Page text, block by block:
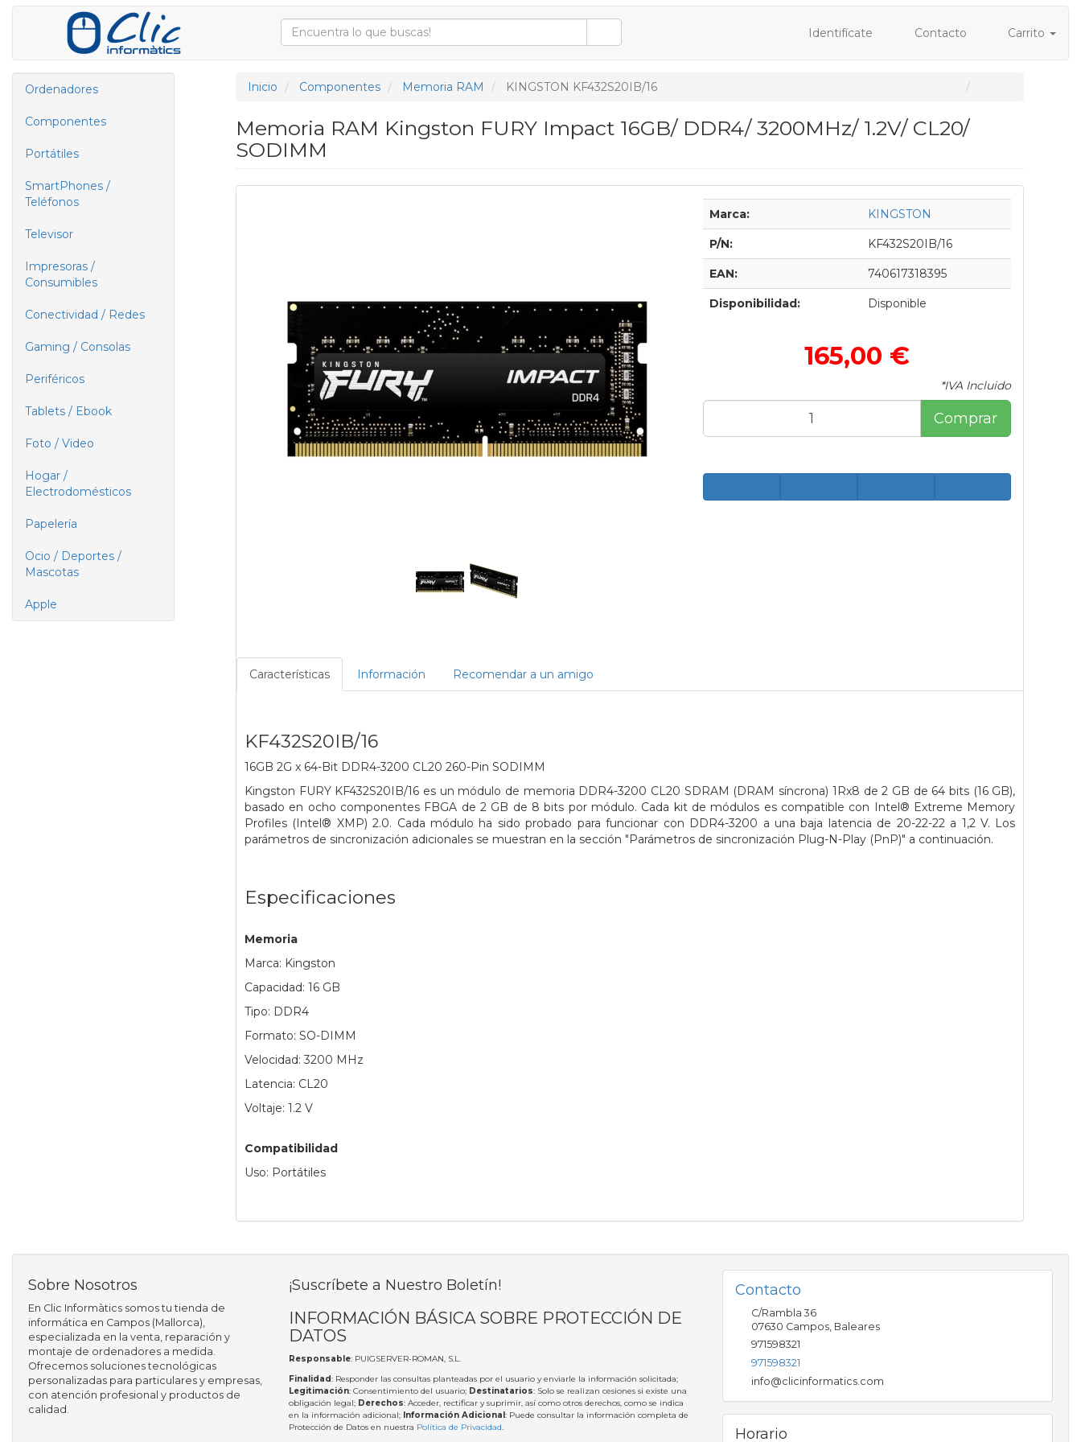
Identifícate Contacto Carrito
Ordenadores
Componentes
Portátiles
SmartPhones /
Teléfonos
Televisor
Impresoras /
Consumibles
Conectividad / Redes
Gaming / Consolas
Periféricos
Tablets / Ebook
Foto / Video
Hogar /
Electrodomésticos
Papelería
Ocio / Deportes /
Mascotas
Apple
Inicio Componentes Memoria RAM KINGSTON KF432S20IB/16
Memoria RAM Kingston FURY Impact 16GB/ DDR4/ 3200MHz/ 1.2V/ CL20/
SODIMM
Marca: KINGSTON
P/N: KF432S20IB/16
EAN: 740617318395
Disponibilidad: Disponible
165,00 €
*IVA Incluido
Comprar
Características Información Recomendar a un amigo
KF432S20IB/16
16GB 2G x 64-Bit DDR4-3200 CL20 260-Pin SODIMM
Kingston FURY KF432S20IB/16 es un módulo de memoria DDR4-3200 CL20 SDRAM (DRAM síncrona) 1Rx8 de 2 GB de 64 bits (16 GB),
basado en ocho componentes FBGA de 2 GB de 8 bits por módulo. Cada kit de módulos es compatible con Intel® Extreme Memory
Profiles (Intel® XMP) 2.0. Cada módulo ha sido probado para funcionar con DDR4-3200 a una baja latencia de 20-22-22 a 1,2 V. Los
parámetros de sincronización adicionales se muestran en la sección "Parámetros de sincronización Plug-N-Play (PnP)" a continuación.
Especificaciones
Memoria
Marca: Kingston
Capacidad: 16 GB
Tipo: DDR4
Formato: SO-DIMM
Velocidad: 3200 MHz
Latencia: CL20
Voltaje: 1.2 V
Compatibilidad
Uso: Portátiles
Sobre Nosotros
En Clic Informàtics somos tu tienda de
informática en Campos (Mallorca),
especializada en la venta, reparación y
montaje de ordenadores a medida.
Ofrecemos soluciones tecnológicas
personalizadas para particulares y empresas,
con atención profesional y productos de
calidad.
¡Suscríbete a Nuestro Boletín!
INFORMACIÓN BÁSICA SOBRE PROTECCIÓN DE
DATOS
Responsable: PUIGSERVER-ROMAN, S.L.
Finalidad: Responder las consultas planteadas por el usuario y enviarle la información solicitada;
Legitimación: Consentimiento del usuario; Destinatarios: Solo se realizan cesiones si existe una
obligación legal; Derechos: Acceder, rectificar y suprimir, así como otros derechos, como se indica
en la información adicional; Información Adicional : Puede consultar la información completa de
Protección de Datos en nuestra Política de Privacidad.
Contacto
C/Rambla 36
07630 Campos, Baleares
971598321
971598321
info@clicinformatics.com
Horario